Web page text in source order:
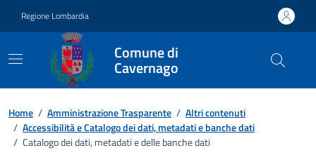
Regione Lombardia
Comune di
Cavernago
Home / Amministrazione Trasparente / Altri contenuti
/ Accessibilità e Catalogo dei dati, metadati e banche dati
/ Catalogo dei dati, metadati e delle banche dati